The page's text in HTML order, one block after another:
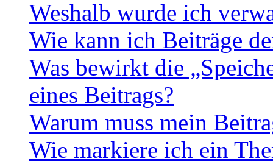
Weshalb wurde ich
Wie kann ich Beiträge
Was bewirkt die
eines Beitrags?
Warum muss mein
Wie markiere ich ein